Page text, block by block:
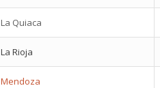
La Quiaca
La Rioja
Mendoza